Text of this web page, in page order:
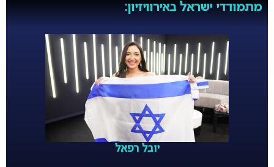
מתמודדי ישראל באירוויזיון:
יובל רפאל